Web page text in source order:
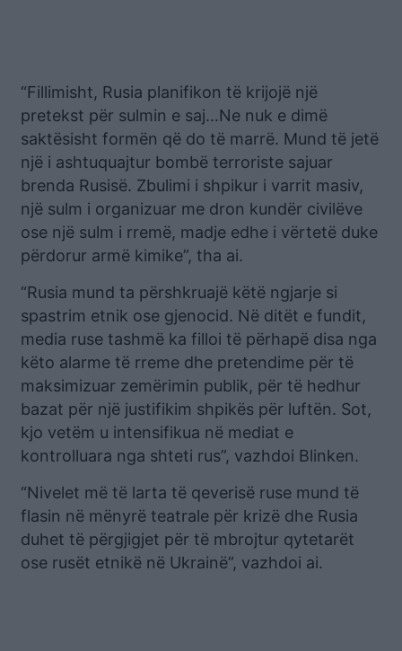
“Fillimisht, Rusia planifikon të krijojë një
pretekst për sulmin e saj…Ne nuk e dimë
saktësisht formën që do të marrë. Mund të jetë
një i ashtuquajtur bombë terroriste sajuar
brenda Rusisë. Zbulimi i shpikur i varrit masiv,
një sulm i organizuar me dron kundër civilëve
ose një sulm i rremë, madje edhe i vërtetë duke
përdorur armë kimike”, tha ai.
“Rusia mund ta përshkruajë këtë ngjarje si
spastrim etnik ose gjenocid. Në ditët e fundit,
media ruse tashmë ka filloi të përhapë disa nga
këto alarme të rreme dhe pretendime për të
maksimizuar zemërimin publik, për të hedhur
bazat për një justifikim shpikës për luftën. Sot,
kjo vetëm u intensifikua në mediat e
kontrolluara nga shteti rus”, vazhdoi Blinken.
“Nivelet më të larta të qeverisë ruse mund të
flasin në mënyrë teatrale për krizë dhe Rusia
duhet të përgjigjet për të mbrojtur qytetarët
ose rusët etnikë në Ukrainë”, vazhdoi ai.